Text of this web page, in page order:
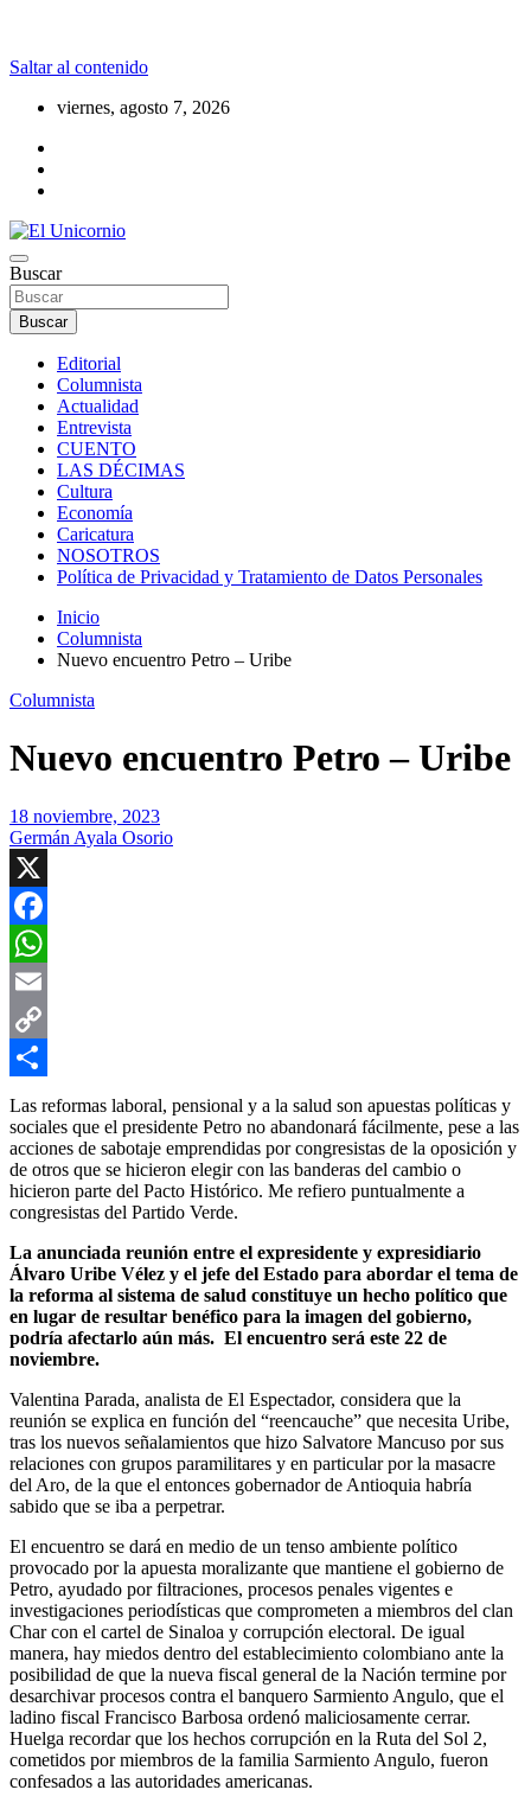
Saltar al contenido
viernes, agosto 7, 2026
El Unicornio
La realidad supera la fantasía
Buscar
Buscar
Editorial
Columnista
Actualidad
Entrevista
CUENTO
LAS DÉCIMAS
Cultura
Economía
Caricatura
NOSOTROS
Política de Privacidad y Tratamiento de Datos Personales
Inicio
Columnista
Nuevo encuentro Petro – Uribe
Columnista
Nuevo encuentro Petro – Uribe
18 noviembre, 2023
Germán Ayala Osorio
X
Facebook
WhatsApp
Email
Copy
Link
Compartir
Las reformas laboral, pensional y a la salud son apuestas políticas y
sociales que el presidente Petro no abandonará fácilmente, pese a las
acciones de sabotaje emprendidas por congresistas de la oposición y
de otros que se hicieron elegir con las banderas del cambio o
hicieron parte del Pacto Histórico. Me refiero puntualmente a
congresistas del Partido Verde.
La anunciada reunión entre el expresidente y expresidiario
Álvaro Uribe Vélez y el jefe del Estado para abordar el tema de
la reforma al sistema de salud constituye un hecho político que
en lugar de resultar benéfico para la imagen del gobierno,
podría afectarlo aún más. El encuentro será este 22 de
noviembre.
Valentina Parada, analista de El Espectador, considera que la
reunión se explica en función del “reencauche” que necesita Uribe,
tras los nuevos señalamientos que hizo Salvatore Mancuso por sus
relaciones con grupos paramilitares y en particular por la masacre
del Aro, de la que el entonces gobernador de Antioquia habría
sabido que se iba a perpetrar.
El encuentro se dará en medio de un tenso ambiente político
provocado por la apuesta moralizante que mantiene el gobierno de
Petro, ayudado por filtraciones, procesos penales vigentes e
investigaciones periodísticas que comprometen a miembros del clan
Char con el cartel de Sinaloa y corrupción electoral. De igual
manera, hay miedos dentro del establecimiento colombiano ante la
posibilidad de que la nueva fiscal general de la Nación termine por
desarchivar procesos contra el banquero Sarmiento Angulo, que el
ladino fiscal Francisco Barbosa ordenó maliciosamente cerrar.
Huelga recordar que los hechos corrupción en la Ruta del Sol 2,
cometidos por miembros de la familia Sarmiento Angulo, fueron
confesados a las autoridades americanas.